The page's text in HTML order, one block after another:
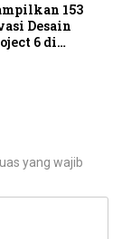
153
Desain
6 di
yang wajib